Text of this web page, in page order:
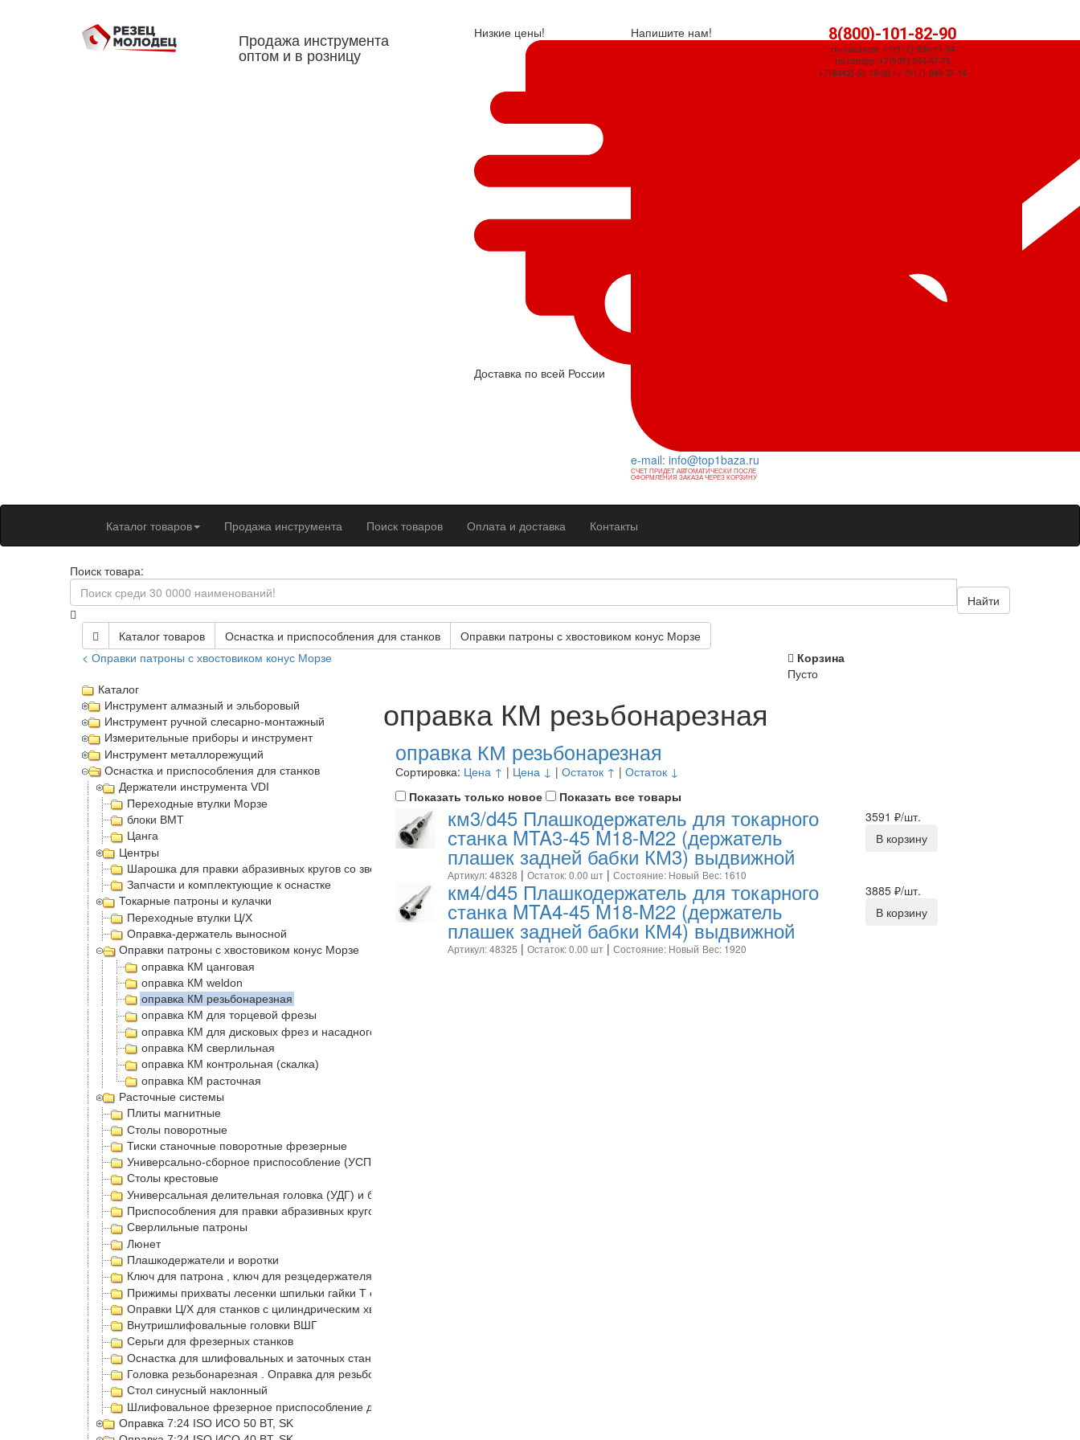
Продажа инструмента
оптом и в розницу
Низкие цены!
Доставка по всей России
Напишите нам!
e-mail: info@top1baza.ru
СЧЕТ ПРИДЕТ АВТОМАТИЧЕСКИ ПОСЛЕ
ОФОРМЛЕНИЯ ЗАКАЗА ЧЕРЕЗ КОРЗИНУ
8(800)-101-82-90
по заказам: +7(917)-836-91-54
по складу: +7(937)-544-47-76
+7(8442)-57-18-00 +7 (917) 849-37-14
Каталог товаров Продажа инструмента Поиск товаров Оплата и доставка Контакты
Поиск товара:
Найти
Каталог товаров Оснастка и приспособления для станков
Оправки патроны с хвостовиком конус Морзе
< Оправки патроны с хвостовиком конус Морзе
Корзина
Пусто
Каталог
Инструмент алмазный и эльборовый
Инструмент ручной слесарно-монтажный
Измерительные приборы и инструмент
Инструмент металлорежущий
Оснастка и приспособления для станков
Держатели инструмента VDI
Переходные втулки Морзе
блоки BMT
Цанга
Центры
Шарошка для правки абразивных кругов со звездочками
Запчасти и комплектующие к оснастке
Токарные патроны и кулачки
Переходные втулки Ц/Х
Оправка-держатель выносной
Оправки патроны с хвостовиком конус Морзе
оправка КМ цанговая
оправка КМ weldon
оправка КМ резьбонарезная
оправка КМ для торцевой фрезы
оправка КМ для дисковых фрез и насадного инструмента
оправка КМ сверлильная
оправка КМ контрольная (скалка)
оправка КМ расточная
Расточные системы
Плиты магнитные
Столы поворотные
Тиски станочные поворотные фрезерные
Универсально-сборное приспособление (УСП)
Столы крестовые
Универсальная делительная головка (УДГ) и бабки
Приспособления для правки абразивных кругов ДО-75 ДО-40
Сверлильные патроны
Люнет
Плашкодержатели и воротки
Ключ для патрона , ключ для резцедержателя
Прижимы прихваты лесенки шпильки гайки Т образные гайки для фрезерных пазов гайки с буртиком
Оправки Ц/Х для станков с цилиндрическим хвостовиком
Внутришлифовальные головки ВШГ
Серьги для фрезерных станков
Оснастка для шлифовальных и заточных станков
Головка резьбонарезная . Оправка для резьбонарезной головки патрон резьбонарезной
Стол синусный наклонный
Шлифовальное фрезерное приспособление для токарного станка
Оправка 7:24 ISO ИСО 50 BT, SK
оправка КМ резьбонарезная
оправка КМ резьбонарезная
Сортировка: Цена ↑ | Цена ↓ | Остаток ↑ | Остаток ↓
Показать только новое
Показать все товары
км3/d45 Плашкодержатель для токарного
станка MTA3-45 M18-M22 (держатель
плашек задней бабки КМ3) выдвижной
Артикул: 48328 | Остаток: 0.00 шт| Состояние: Новый Вес: 1610
3591 ₽/шт.
В корзину
км4/d45 Плашкодержатель для токарного
станка MTA4-45 M18-M22 (держатель
плашек задней бабки КМ4) выдвижной
Артикул: 48325 | Остаток: 0.00 шт| Состояние: Новый Вес: 1920
3885₽/шт.
В корзину